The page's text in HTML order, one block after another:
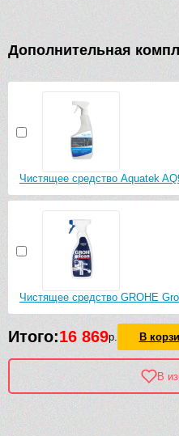
Дополнительная
Чистящее средство Aquatek
Чистящее средство GROHE
Итого:16 869р. В
В